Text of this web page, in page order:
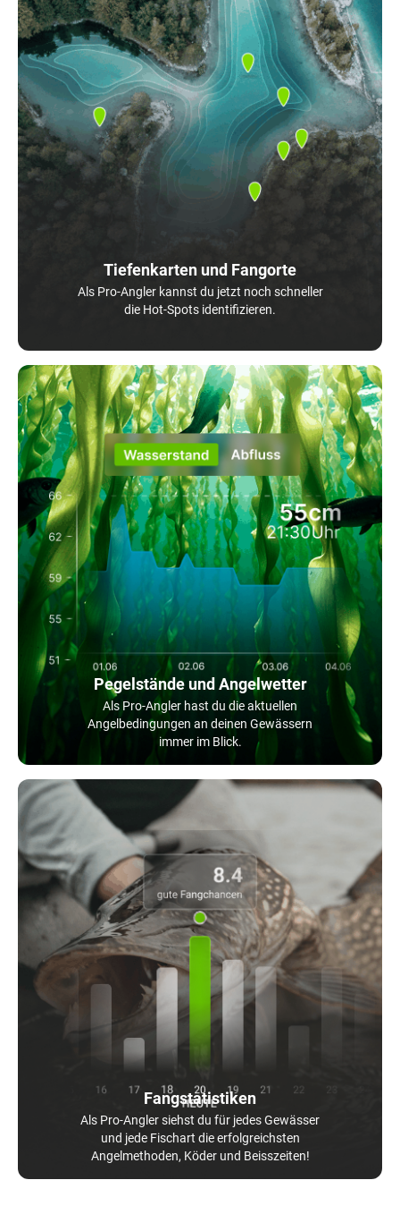
Tiefenkarten und Fangorte
Als Pro-Angler kannst du jetzt noch schneller
die Hot-Spots identifizieren.
Pegelstände und Angelwetter
Als Pro-Angler hast du die aktuellen
Angelbedingungen an deinen Gewässern
immer im Blick.
Fangstatistiken
Als Pro-Angler siehst du für jedes Gewässer
und jede Fischart die erfolgreichsten
Angelmethoden, Köder und Beisszeiten!